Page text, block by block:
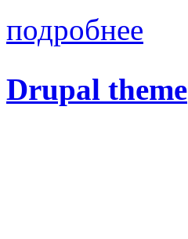
подробнее
Drupal theme